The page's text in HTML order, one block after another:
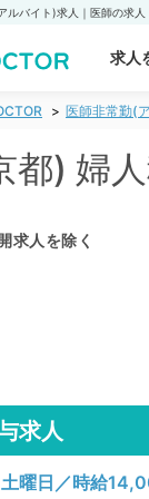
求人
医師非常勤(
都) 婦
求人を除く
求人
土曜日／時給